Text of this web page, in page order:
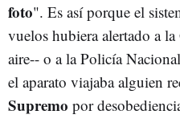
foto". Es así porque el
vuelos hubiera alertado a
aire-- o a la Policía
el aparato viajaba alguien
Supremo por